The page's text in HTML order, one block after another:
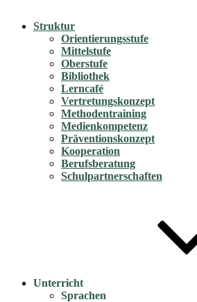
Struktur
Orientierungsstufe
Mittelstufe
Oberstufe
Bibliothek
Lerncafé
Vertretungskonzept
Methodentraining
Medienkompetenz
Präventionskonzept
Kooperation
Berufsberatung
Schulpartnerschaften
Unterricht
Sprachen